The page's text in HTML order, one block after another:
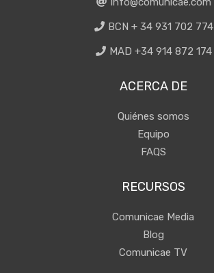
BCN + 34 931 702 774
MAD +34 914 872 174
ACERCA DE
Quiénes somos
Equipo
FAQS
RECURSOS
Comunicae Media
Blog
Comunicae TV